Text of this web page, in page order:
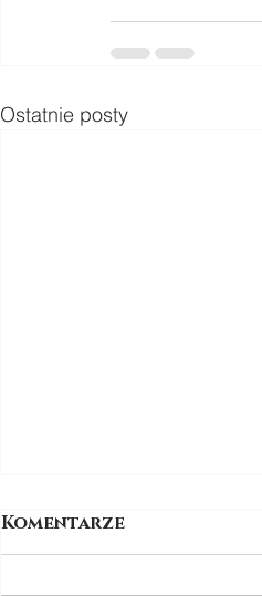
Ostatnie posty
Komentarze